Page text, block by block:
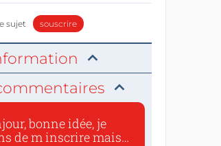
sujet souscrire
bonne idée, je
de m inscrire mais